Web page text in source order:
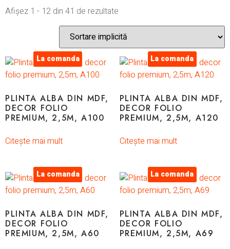
Afișez 1 - 12 din 41 de rezultate
La comanda
PLINTA ALBA DIN MDF,
DECOR FOLIO
PREMIUM, 2,5M, A100
Citește mai mult
La comanda
PLINTA ALBA DIN MDF,
DECOR FOLIO
PREMIUM, 2,5M, A120
Citește mai mult
La comanda
PLINTA ALBA DIN MDF,
DECOR FOLIO
PREMIUM, 2,5M, A60
La comanda
PLINTA ALBA DIN MDF,
DECOR FOLIO
PREMIUM, 2,5M, A69